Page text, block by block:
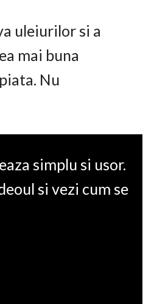
uleiurilor si a
mai buna
Nu
simplu si usor.
si vezi cum se